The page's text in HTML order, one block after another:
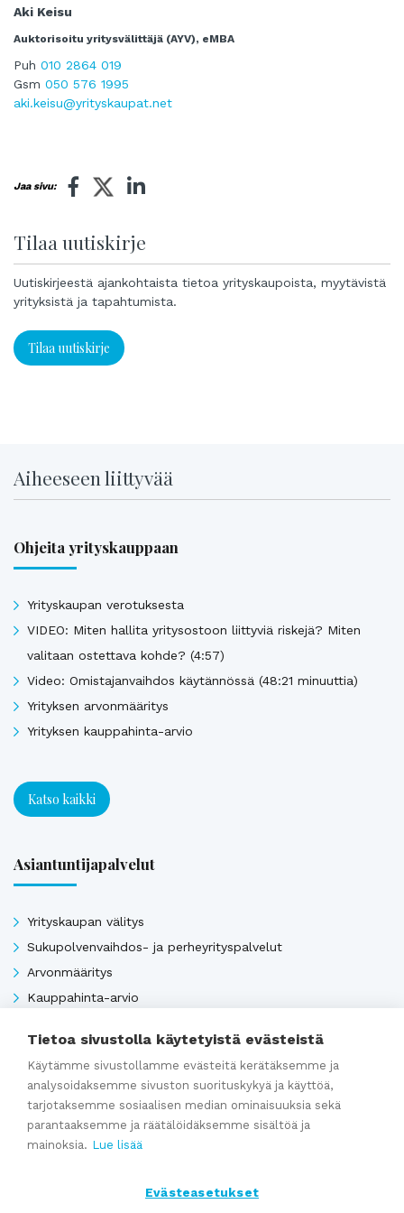
Aki Keisu
Auktorisoitu yritysvälittäjä (AYV), eMBA
Puh 010 2864 019
Gsm 050 576 1995
aki.keisu@yrityskaupat.net
Jaa sivu:
Tilaa uutiskirje
Uutiskirjeestä ajankohtaista tietoa yrityskaupoista, myytävistä
yrityksistä ja tapahtumista.
Tilaa uutiskirje
Aiheeseen liittyvää
Ohjeita yrityskauppaan
Yrityskaupan verotuksesta
VIDEO: Miten hallita yritysostoon liittyviä riskejä? Miten
valitaan ostettava kohde? (4:57)
Video: Omistajanvaihdos käytännössä (48:21 minuuttia)
Yrityksen arvonmääritys
Yrityksen kauppahinta-arvio
Katso kaikki
Asiantuntijapalvelut
Yrityskaupan välitys
Sukupolvenvaihdos- ja perheyrityspalvelut
Arvonmääritys
Kauppahinta-arvio
Katso kaikki
Ajankohtaista
Tietoa sivustolla käytetyistä evästeistä
Käytämme sivustollamme evästeitä kerätäksemme ja
analysoidaksemme sivuston suorituskykyä ja käyttöä,
tarjotaksemme sosiaalisen median ominaisuuksia sekä
parantaaksemme ja räätälöidäksemme sisältöä ja
mainoksia. Lue lisää
Evästeasetukset